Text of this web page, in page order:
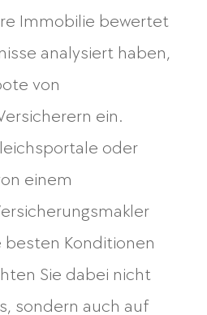
Immobilie bewertet
analysiert haben,
von
ein.
oder
einem
Konditionen
Sie dabei nicht
sondern auch auf